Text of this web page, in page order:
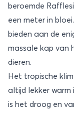
beroemde
een meter in
bieden aan de
massale kap van
dieren.
Het tropische
altijd lekker warm
is het droog en